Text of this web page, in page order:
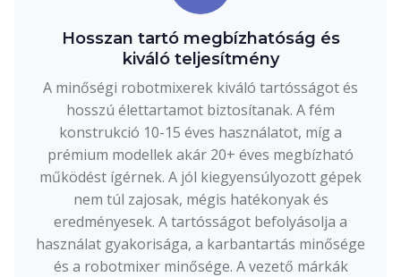
Hosszan tartó megbízhatóság és
kiváló teljesítmény
A minőségi robotmixerek kiváló tartósságot és
hosszú élettartamot biztosítanak. A fém
konstrukció 10-15 éves használatot, míg a
prémium modellek akár 20+ éves megbízható
működést ígérnek. A jól kiegyensúlyozott gépek
nem túl zajosak, mégis hatékonyak és
eredményesek. A tartósságot befolyásolja a
használat gyakorisága, a karbantartás minősége
és a robotmixer minősége. A vezető márkák